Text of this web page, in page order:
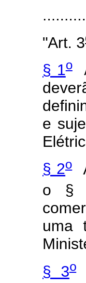
"Art. 3
§ 1o
e
§ 2o
o §
uma
§ 3o